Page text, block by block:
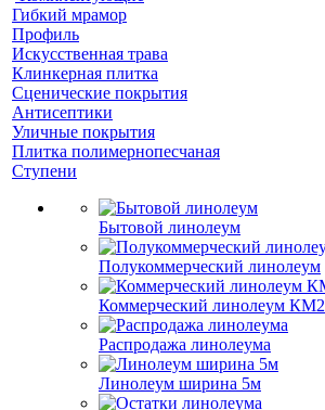
Гибкий мрамор
Профиль
Искусственная трава
Клинкерная плитка
Сценические покрытия
Антисептики
Уличные покрытия
Плитка полимернопесчаная
Ступени
Бытовой линолеум
Полукоммерческий линолеум
Коммерческий линолеум КМ2
Распродажа линолеума
Линолеум ширина 5м